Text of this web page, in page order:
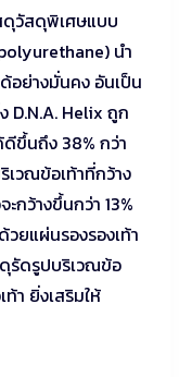
ดุวัสดุพิเศษแบบ
นำ
อย่างมั่นคง อันเป็น
D.N.A. Helix ถูก
ขึ้นถึง 38% กว่า
เวณข้อเท้าที่กว้าง
กว้างขึ้นกว่า 13%
วยแผ่นรองรองเท้า
รัดรูปบริเวณข้อ
า ยิ่งเสริมให้